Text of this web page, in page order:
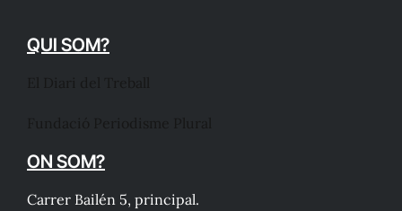
QUI SOM?
ON SOM?
Carrer Bailén 5, principal.